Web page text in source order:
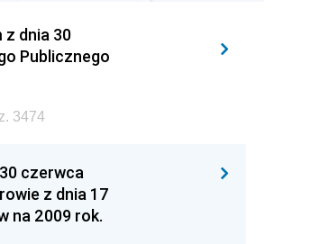
z dnia 30
Publicznego
3474
czerwca
z dnia 17
na 2009 rok.